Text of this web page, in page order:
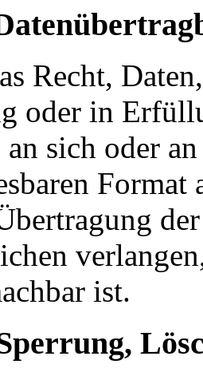
Recht,
oder in
sich oder
Format
ist.